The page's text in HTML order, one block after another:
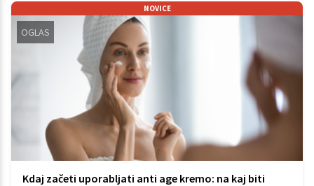
NOVICE
OGLAS
Kdaj začeti uporabljati anti age kremo: na kaj biti